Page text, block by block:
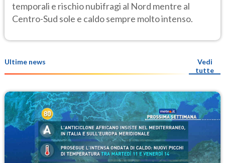
temporali e rischio nubifragi al Nord mentre al
Centro-Sud sole e caldo sempre molto intenso.
Ultime news
Vedi
tutte